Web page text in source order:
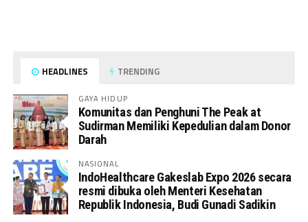
HEADLINES TRENDING
GAYA HIDUP
Komunitas dan Penghuni The Peak at
Sudirman Memiliki Kepedulian dalam Donor
Darah
NASIONAL
IndoHealthcare Gakeslab Expo 2026 secara
resmi dibuka oleh Menteri Kesehatan
Republik Indonesia, Budi Gunadi Sadikin